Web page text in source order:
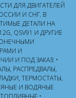
ДЛЯ ДВИГАТЕЛЕЙ
И СНГ. В
ДЕТАЛИ НА
QSV91 И ДРУГИЕ
И
И ПОД ЗАКАЗ: •
РАСПРЕДВАЛЫ,
ТЕРМОСТАТЫ,
И ВОДЯНЫЕ
•